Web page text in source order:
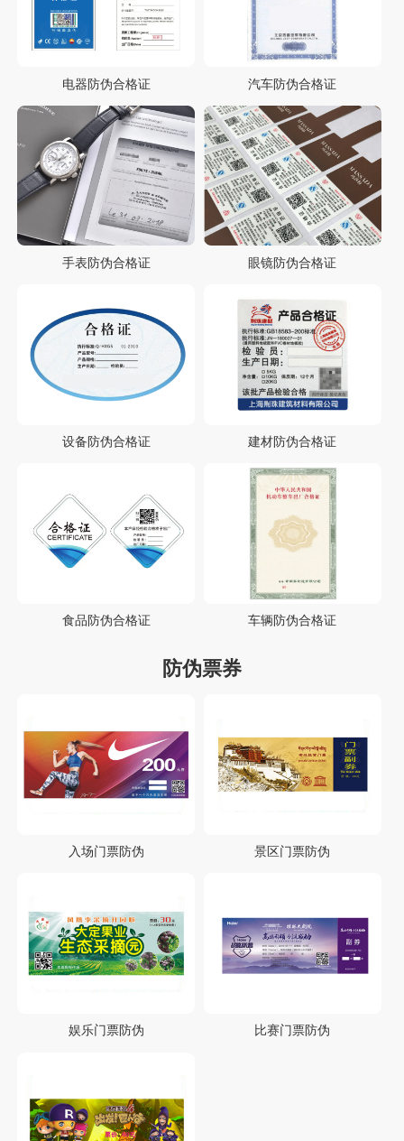
电器防伪合格证 汽车防伪合格证
手表防伪合格证 眼镜防伪合格证
设备防伪合格证 建材防伪合格证
食品防伪合格证 车辆防伪合格证
防伪票券
入场门票防伪 景区门票防伪
娱乐门票防伪 比赛门票防伪